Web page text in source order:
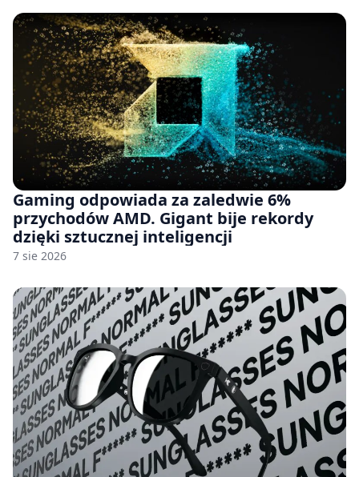
Gaming odpowiada za zaledwie 6%
przychodów AMD. Gigant bije rekordy
dzięki sztucznej inteligencji
7 sie 2026